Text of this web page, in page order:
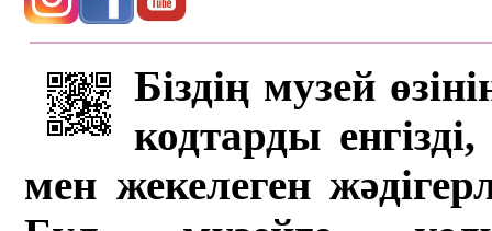
Біздің музей
кодтарды
мен жекелеген